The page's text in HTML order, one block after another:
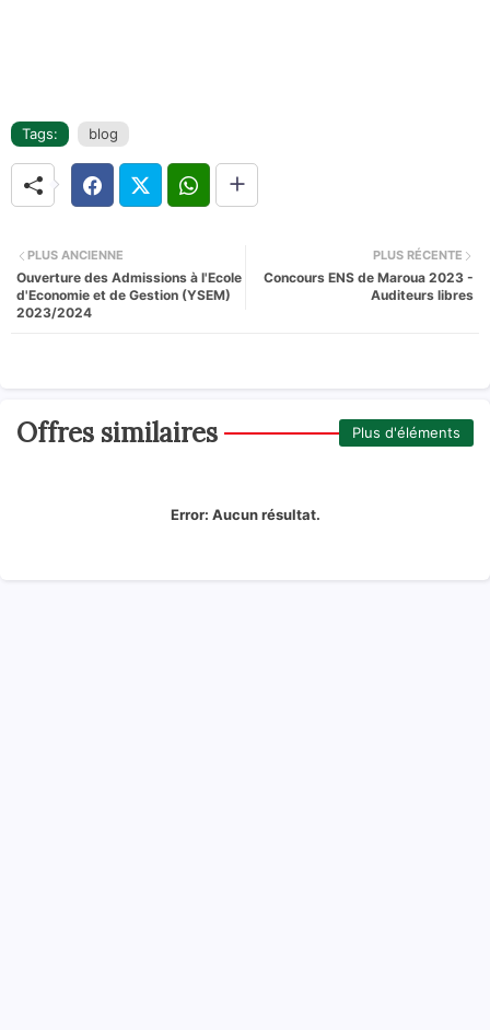
Tags: blog
PLUS RÉCENTE
Concours ENS de Maroua 2023 -
Auditeurs libres
PLUS ANCIENNE
Ouverture des Admissions à l'Ecole
d'Economie et de Gestion (YSEM)
2023/2024
Offres similaires Plus d'éléments
Error: Aucun résultat.